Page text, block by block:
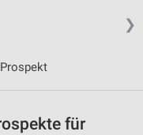
❯
für
von